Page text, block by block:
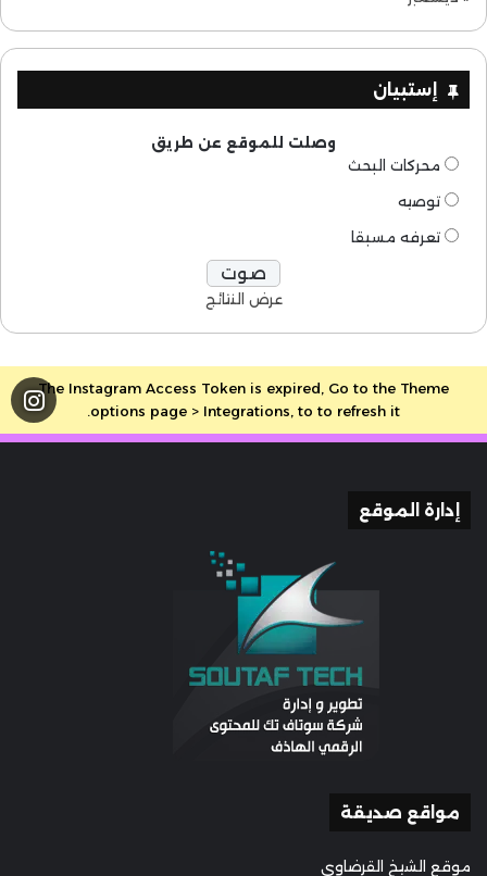
إستبيان
وصلت للموقع عن طريق
محركات البحث
توصيه
تعرفه مسبقا
عرض النتائج
The Instagram Access Token is expired, Go to the Theme
options page > Integrations, to to refresh it.
إدارة الموقع
مواقع صديقة
موقع الشيخ القرضاوي